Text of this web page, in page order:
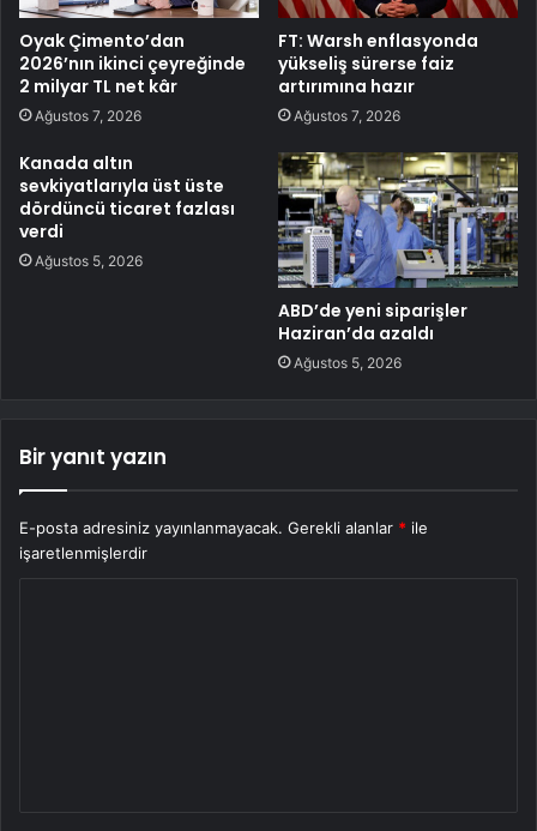
Oyak Çimento’dan
2026’nın ikinci çeyreğinde
2 milyar TL net kâr
Ağustos 7, 2026
FT: Warsh enflasyonda
yükseliş sürerse faiz
artırımına hazır
Ağustos 7, 2026
Kanada altın
sevkiyatlarıyla üst üste
dördüncü ticaret fazlası
verdi
Ağustos 5, 2026
ABD’de yeni siparişler
Haziran’da azaldı
Ağustos 5, 2026
Bir yanıt yazın
E-posta adresiniz yayınlanmayacak. Gerekli alanlar * ile
işaretlenmişlerdir